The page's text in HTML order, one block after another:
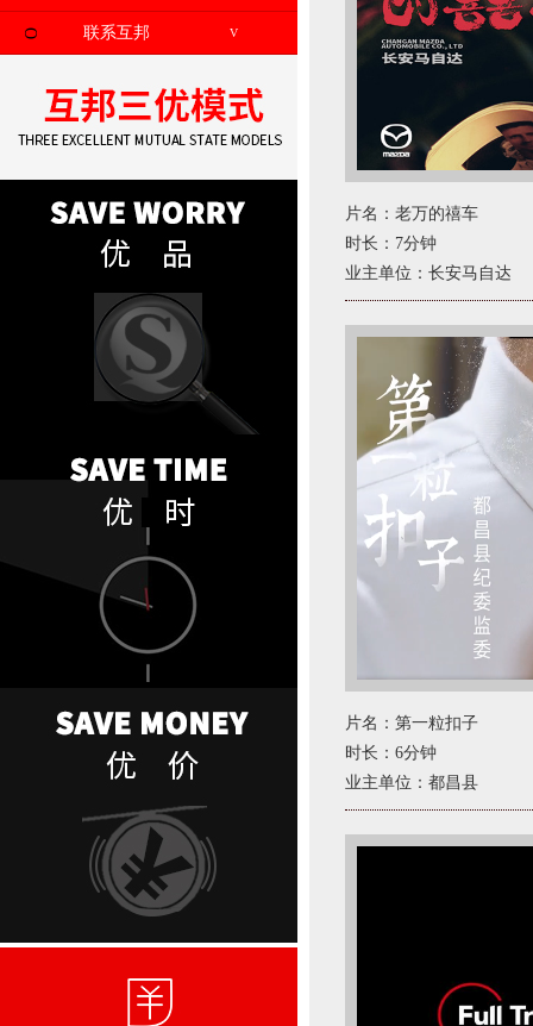
O V
联系互邦
片名：老万的禧车
时长：7分钟
业主单位：长安马自达
片名：第一粒扣子
时长：6分钟
业主单位：都昌县